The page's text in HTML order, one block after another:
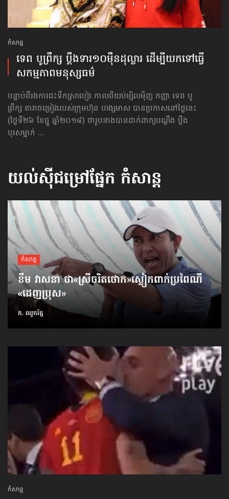
កំសាន្ដ
ទេព ​បូព្រឹក្ស​ ប្តឹង​​ទារ​១០​ម៉ឺន​​ដុល្លារ​ ​ដើម្បី​យក​ទៅ​ធ្វើ​
សកម្មភាព​មនុស្សធម៌
បន្ទាប់ពីរងការជះទឹកស្រាបៀរ កាលពីយប់ម្សិលម៉ិញ កញ្ញា ទេព បូ
ព្រឹក្ស តារាចម្រៀងរបស់ក្រុមហ៊ុន ហង្សមាស បានប្រកាសនៅថ្ងៃនេះ
(ថ្ងៃទី២៦ ខែធ្នូ ឆ្នាំ២០១៨) ថារូបនាងបានដាក់ពាក្យបណ្ដឹង ប្ដឹង
បុរសម្នាក់ ...
យល់ស៊ីជម្រៅផ្នែក កំសាន្ដ
កំសាន្ដ
ខឹម វាសនា ថា«ស្រីចរិតថោក»​ស្លៀកពាក់ប្រពៃណី​
«ដេញប្រុស»
ក. ឈូករ័ត្ន
កំសាន្ដ